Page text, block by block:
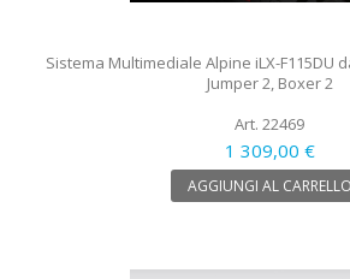
Sistema Multimediale Alpine iLX-F115DU
Jumper 2, Boxer 2
Art. 22469
1 309,00 €
AGGIUNGI AL CARRELLO